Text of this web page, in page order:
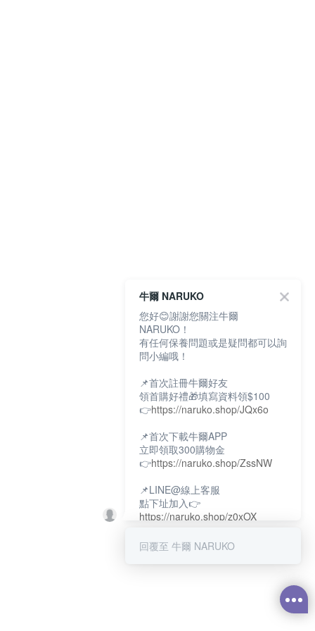
牛爾 NARUKO
您好😊謝謝您關注牛爾
NARUKO！
有任何保養問題或是疑問都可以詢
問小編哦！
📌首次註冊牛爾好友
領首購好禮🎁填寫資料領$100
👉https://naruko.shop/JQx6o
📌首次下載牛爾APP
立即領取300購物金
👉https://naruko.shop/ZssNW
📌LINE@線上客服
點下址加入👉
https://naruko.shop/z0xOX
📌電話客服：02-26581707
回覆至 牛爾 NARUKO